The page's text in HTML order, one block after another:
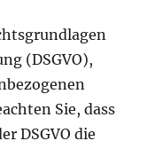
(DSGVO),
Sie, dass
DSGVO die